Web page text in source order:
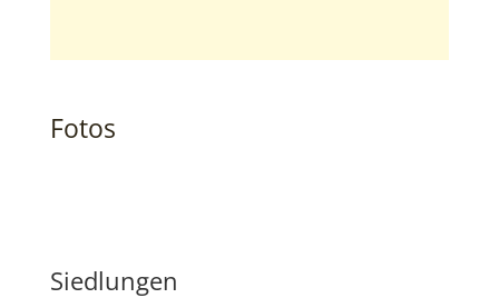
Fotos
Siedlungen